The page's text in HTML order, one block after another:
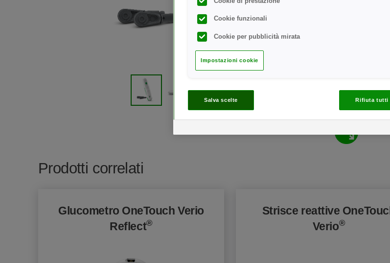
La
13 livelli
Prodotti correlati
Glucometro OneTouch Verio
Reflect®
Strisce reattive
Verio®
Cookie funzionali
Cookie per pubblicità mirata
Impostazioni cookie
Salva scelte Rifiuta tutti